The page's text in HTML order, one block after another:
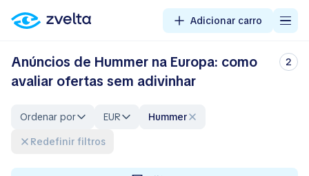
Adicionar carro
Anúncios de Hummer na Europa: como
avaliar ofertas sem adivinhar
2
Ordenar por EUR
Hummer
Redefinir filtros